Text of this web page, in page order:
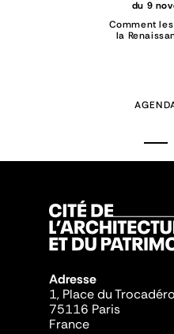
du 9
Comment
la
Adresse
1, Place du
75116 Paris
France